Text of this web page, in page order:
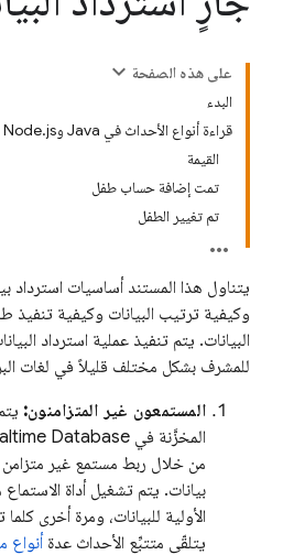
على هذه الصفحة
البدء
قراءة أنواع الأحداث في Java وNode.js
القيمة
تمت إضافة حساب طفل
تم تغيير الطفل
يتناول هذا المستند أساسيات استرداد
وكيفية ترتيب البيانات وكيفية
للمشرف بشكل مختلف قليلاً في لغات
المستمعون غير المتزامنون:
المخزَّنة في Database
من خلال ربط مستمع غير متزامن
بيانات. يتم تشغيل أداة
الأولية للبيانات، ومرة أخرى
يتلقّى متتبِّع الأحداث عدة أنواع